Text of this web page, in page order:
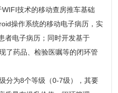
技术的移动查房推车基础
操作系统的移动电子病历，实
者电子病历；同时开发基于
了药品、检验医嘱等的闭环管
为8个等级（0-7级），其要